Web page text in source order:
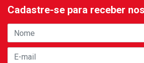
Cadastre-se para receber